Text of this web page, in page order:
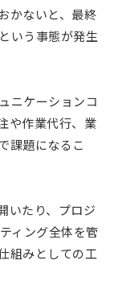
かないと、最終
いう事態が発生
ニケーションコ
や作業代行、業
課題になるこ
いたり、プロジ
ィング全体を管
組みとしての工